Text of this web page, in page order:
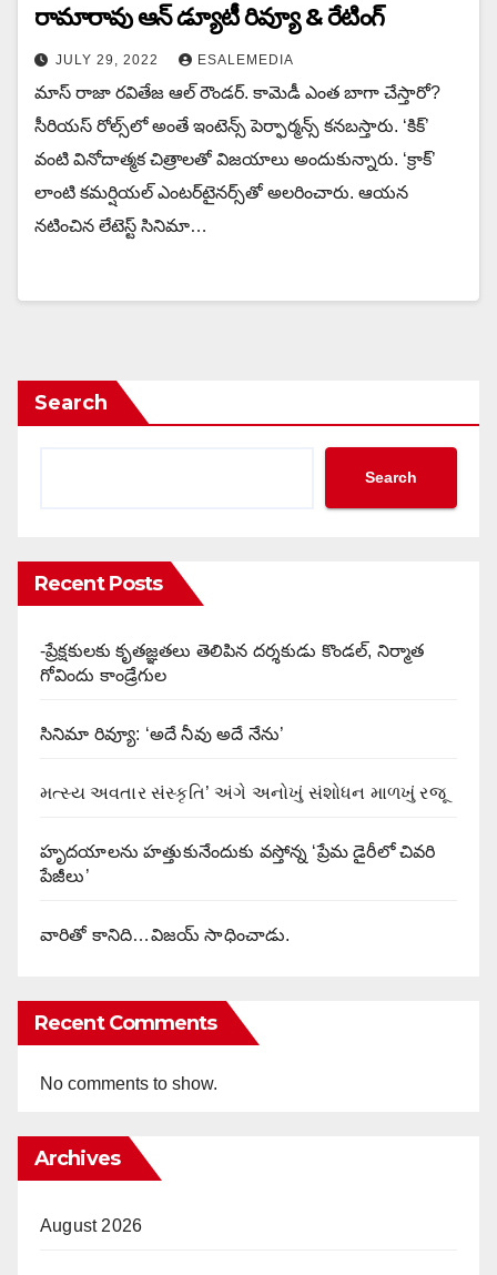
రామారావు ఆన్ డ్యూటీ రివ్యూ & రేటింగ్
JULY 29, 2022 ESALEMEDIA
మాస్ రాజా రవితేజ ఆల్ రౌండర్. కామెడీ ఎంత బాగా చేస్తారో?
సీరియస్ రోల్స్‌లో అంతే ఇంటెన్స్ పెర్ఫార్మన్స్ కనబస్తారు. ‘కిక్’
వంటి వినోదాత్మక చిత్రాలతో విజయాలు అందుకున్నారు. ‘క్రాక్’
లాంటి కమర్షియల్ ఎంట‌ర్‌టైన‌ర్స్‌తో అలరించారు. ఆయన
నటించిన లేటెస్ట్ సినిమా…
Search
Search
Recent Posts
-ప్రేక్షకులకు కృతజ్ఞతలు తెలిపిన దర్శకుడు కొండల్, నిర్మాత
గోవిందు కాండ్రేగుల
సినిమా రివ్యూ: ‘అదే నీవు అదే నేను’
મત્સ્ય અવતાર સંસ્કૃતિ’ અંગે અનોખું સંશોધન માળખું રજૂ
హృదయాలను హత్తుకునేందుకు వస్తోన్న ‘ప్రేమ డైరీలో చివరి
పేజీలు’
వారితో కానిది…విజయ్ సాధించాడు.
Recent Comments
No comments to show.
Archives
August 2026